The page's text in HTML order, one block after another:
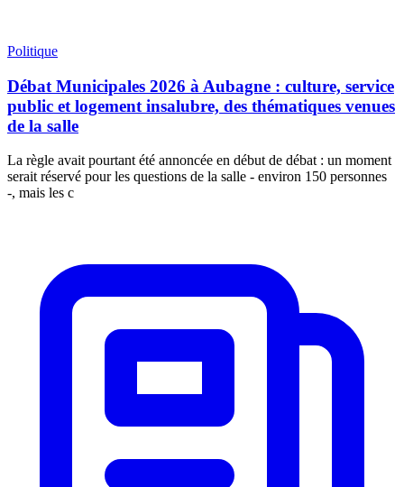
Politique
Débat Municipales 2026 à Aubagne : culture, service
public et logement insalubre, des thématiques venues
de la salle
La règle avait pourtant été annoncée en début de débat : un moment
serait réservé pour les questions de la salle - environ 150 personnes
-, mais les c